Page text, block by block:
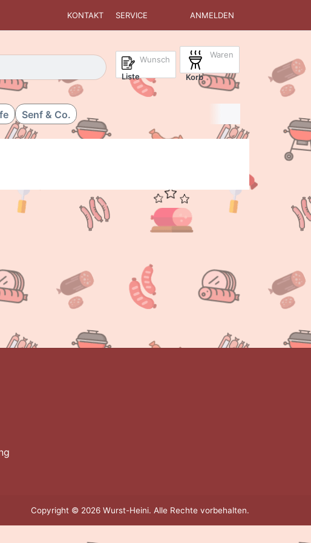
KONTAKT SERVICE ANMELDEN
automatisch erste Ergebnisse. Drücken Sie die Eingabetaste, um alle
Wunsch
Liste
Waren
Korb
Senf & Co.
Copyright © 2026 Wurst-Heini. Alle Rechte vorbehalten.